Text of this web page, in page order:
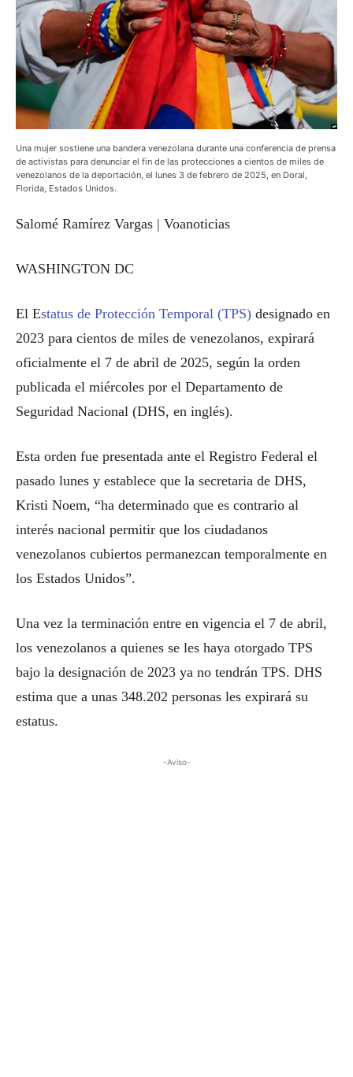
Una mujer sostiene una bandera venezolana durante una conferencia de prensa
de activistas para denunciar el fin de las protecciones a cientos de miles de
venezolanos de la deportación, el lunes 3 de febrero de 2025, en Doral,
Florida, Estados Unidos.
Salomé Ramírez Vargas | Voanoticias
WASHINGTON DC
El Estatus de Protección Temporal (TPS) designado en
2023 para cientos de miles de venezolanos, expirará
oficialmente el 7 de abril de 2025, según la orden
publicada el miércoles por el Departamento de
Seguridad Nacional (DHS, en inglés).
Esta orden fue presentada ante el Registro Federal el
pasado lunes y establece que la secretaria de DHS,
Kristi Noem, “ha determinado que es contrario al
interés nacional permitir que los ciudadanos
venezolanos cubiertos permanezcan temporalmente en
los Estados Unidos”.
Una vez la terminación entre en vigencia el 7 de abril,
los venezolanos a quienes se les haya otorgado TPS
bajo la designación de 2023 ya no tendrán TPS. DHS
estima que a unas 348.202 personas les expirará su
estatus.
-Aviso-